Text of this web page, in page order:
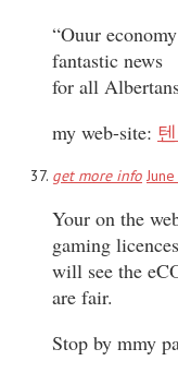
“Ouur
fantastic news
for all
my web-site:
get more info
Your on the
gaming
will see the
are fair.
Stop by mmy